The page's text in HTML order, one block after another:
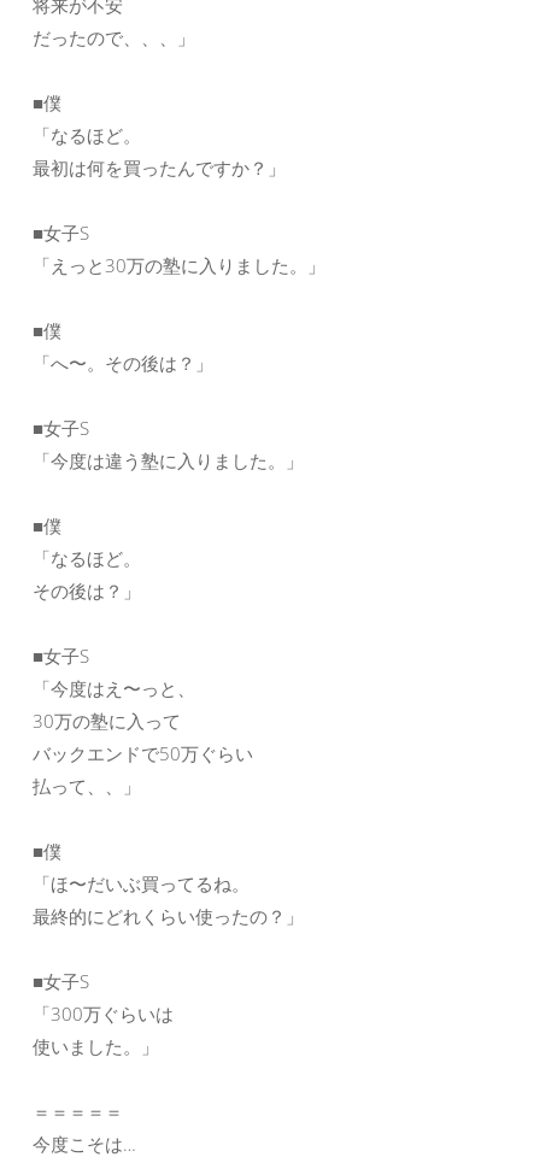
将来が不安
だったので、、、」
■僕
「なるほど。
最初は何を買ったんですか？」
■女子S
「えっと30万の塾に入りました。」
■僕
「へ〜。その後は？」
■女子S
「今度は違う塾に入りました。」
■僕
「なるほど。
その後は？」
■女子S
「今度はえ〜っと、
30万の塾に入って
バックエンドで50万ぐらい
払って、、」
■僕
「ほ〜だいぶ買ってるね。
最終的にどれくらい使ったの？」
■女子S
「300万ぐらいは
使いました。」
＝＝＝＝＝
今度こそは…